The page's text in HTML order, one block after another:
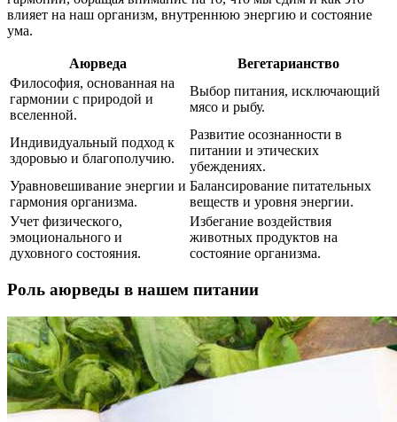
влияет на наш организм, внутреннюю энергию и состояние
ума.
Аюрведа
Вегетарианство
Философия, основанная на
гармонии с природой и
вселенной.
Выбор питания, исключающий
мясо и рыбу.
Индивидуальный подход к
здоровью и благополучию.
Развитие осознанности в
питании и этических
убеждениях.
Уравновешивание энергии и
гармония организма.
Балансирование питательных
веществ и уровня энергии.
Учет физического,
эмоционального и
духовного состояния.
Избегание воздействия
животных продуктов на
состояние организма.
Роль аюрведы в нашем питании